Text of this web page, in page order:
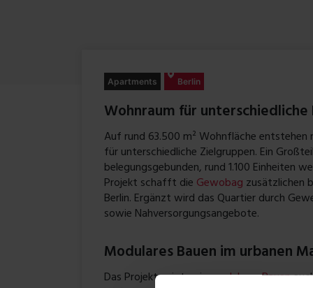
Apartments Berlin
Wohnraum für
Auf rund 63.500 m² Wohnfläche
für unterschiedliche Zielgruppen. Ein
belegungsgebunden, rund 1.100 Einheiten
Projekt schafft die Gewobag zusätzlichen
Berlin. Ergänzt wird das Quartier durch
sowie Nahversorgungsangebote.
Modulares Bauen im urbanen
Das Projekt zeigt, wiemodulares Bauen